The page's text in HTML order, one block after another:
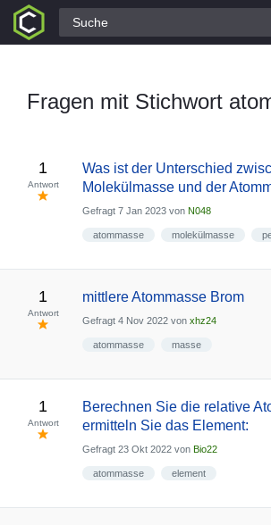
Alle Fragen
Fragen mit Stichwort
1
Antwort
Was ist der Unterschied
Molekülmasse und der
Gefragt 7 Jan 2023 von N048
atommasse molekülmasse
1
Antwort
mittlere Atommasse Brom
Gefragt 4 Nov 2022 von xhz24
atommasse masse
1
Antwort
Berechnen Sie die relative
ermitteln Sie das Element:
Gefragt 23 Okt 2022 von Bio22
atommasse element